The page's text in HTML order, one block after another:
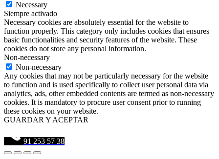
Necessary
Siempre activado
Necessary cookies are absolutely essential for the website to
function properly. This category only includes cookies that ensures
basic functionalities and security features of the website. These
cookies do not store any personal information.
Non-necessary
Non-necessary
Any cookies that may not be particularly necessary for the website
to function and is used specifically to collect user personal data via
analytics, ads, other embedded contents are termed as non-necessary
cookies. It is mandatory to procure user consent prior to running
these cookies on your website.
GUARDAR Y ACEPTAR
91 253 57 38